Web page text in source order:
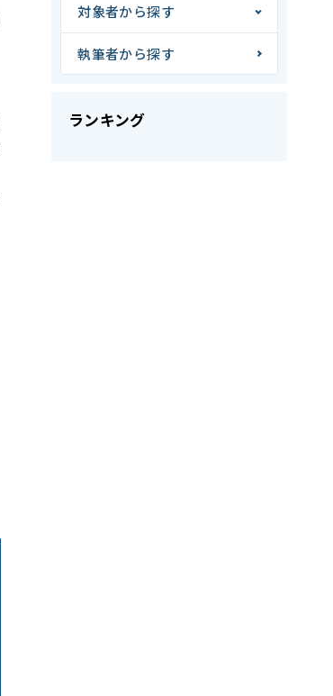
対象者から探す
執筆者から探す
ランキング